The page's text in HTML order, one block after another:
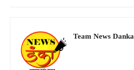
Team News Danka